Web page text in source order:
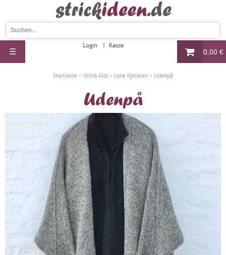
0,00 €
Login Kasse
☰
Startseite » Strick-Kits » Lone Kjeldsen » Udenpå
Udenpå